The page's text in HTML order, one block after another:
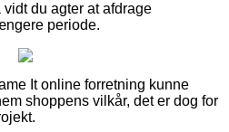
du agter at afdrage
periode.
It online forretning kunne
shoppens vilkår, det er dog for